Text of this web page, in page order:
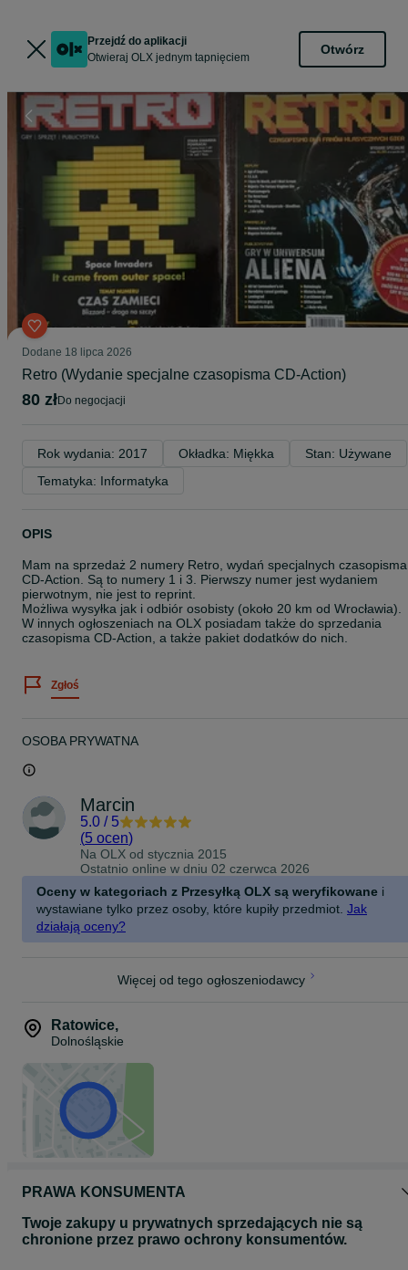
Przejdź do aplikacji
Otwieraj OLX jednym tapnięciem
Otwórz
Dodane 18 lipca 2026
Retro (Wydanie specjalne czasopisma CD-Action)
80 zł do negocjacji
Rok wydania: 2017 Okładka: Miękka
Stan: Używane
Tematyka: Informatyka
OPIS
Mam na sprzedaż 2 numery Retro, wydań specjalnych czasopisma
CD-Action. Są to numery 1 i 3. Pierwszy numer jest wydaniem
pierwotnym, nie jest to reprint.
Możliwa wysyłka jak i odbiór osobisty (około 20 km od Wrocławia).
W innych ogłoszeniach na OLX posiadam także do sprzedania
czasopisma CD-Action, a także pakiet dodatków do nich.
Zgłoś
OSOBA PRYWATNA
Marcin
5.0 / 5
(5 ocen)
Na OLX od stycznia 2015
Ostatnio online w dniu 02 czerwca 2026
Oceny w kategoriach z Przesyłką OLX są weryfikowane i
wystawiane tylko przez osoby, które kupiły przedmiot. Jak
działają oceny?
Więcej od tego ogłoszeniodawcy
Ratowice,
Dolnośląskie
PRAWA KONSUMENTA
Twoje zakupy u prywatnych sprzedających nie są
chronione przez prawo ochrony konsumentów.